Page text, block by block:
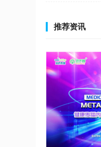
推荐资讯